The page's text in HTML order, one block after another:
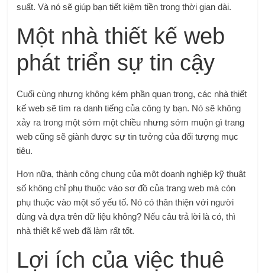
suất. Và nó sẽ giúp bạn tiết kiệm tiền trong thời gian dài.
Một nhà thiết kế web
phát triển sự tin cậy
Cuối cùng nhưng không kém phần quan trọng, các nhà thiết
kế web sẽ tìm ra danh tiếng của công ty bạn. Nó sẽ không
xảy ra trong một sớm một chiều nhưng sớm muộn gì trang
web cũng sẽ giành được sự tin tưởng của đối tượng mục
tiêu.
Hơn nữa, thành công chung của một doanh nghiệp kỹ thuật
số không chỉ phụ thuộc vào sơ đồ của trang web mà còn
phụ thuộc vào một số yếu tố. Nó có thân thiện với người
dùng và dựa trên dữ liệu không? Nếu câu trả lời là có, thì
nhà thiết kế web đã làm rất tốt.
Lợi ích của việc thuê